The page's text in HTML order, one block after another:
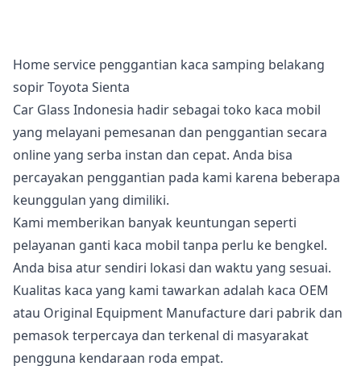
Home service penggantian kaca samping belakang
sopir Toyota Sienta
Car Glass Indonesia hadir sebagai toko kaca mobil
yang melayani pemesanan dan penggantian secara
online yang serba instan dan cepat. Anda bisa
percayakan penggantian pada kami karena beberapa
keunggulan yang dimiliki.
Kami memberikan banyak keuntungan seperti
pelayanan ganti kaca mobil tanpa perlu ke bengkel.
Anda bisa atur sendiri lokasi dan waktu yang sesuai.
Kualitas kaca yang kami tawarkan adalah kaca OEM
atau Original Equipment Manufacture dari pabrik dan
pemasok terpercaya dan terkenal di masyarakat
pengguna kendaraan roda empat.